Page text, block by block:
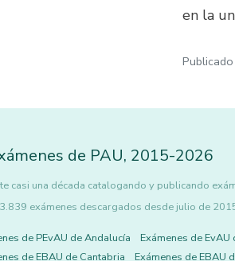
en la
de PAU, 2015-2026
casi una década catalogando y publicando
exámenes descargados desde julio de
de PEvAU de Andalucía Exámenes de EvAU
de EBAU de Cantabria
Exámenes de EBAU